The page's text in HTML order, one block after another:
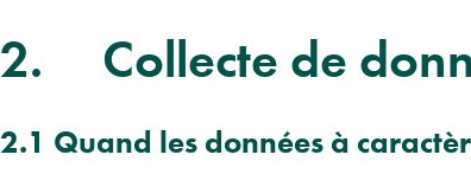
2. Collecte de
2.1 Quand les données à